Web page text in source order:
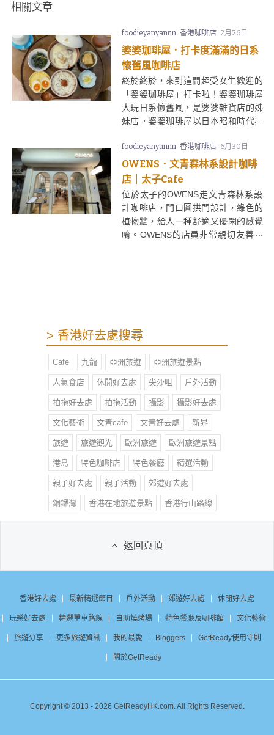
相關文章
foodieyanyannn 香港咖啡店 2月26日
婆婆珈琲屋．打卡度滿滿的日系
懷舊風咖啡店
終於終於，來到這間超受女生歡迎的
「婆婆珈琲屋」打卡啦！婆婆珈琲屋
大玩日系懷舊風，是婆婆雜貨店的姊
妹店。婆婆珈琲屋以日本昭和時代為
計都充滿當時喫茶店的感覺，記得穿
復古一點來拍照囉～
foodieyanyannn 香港咖啡店 6月30日
OWENS．文青森林系設計咖啡
店｜太子Cafe
位於太子的OWENS走文青森林系設
計咖啡店，門口圓拱門設計，綠色的
植物牆，給人一種舒適又優閑的感覺
唷。OWENS的店員非常親切友善，
> 香港好去處搜尋
Cafe 九龍 亞洲旅遊 亞洲旅遊景點
人氣食店 休閒好去處 尖沙咀 戶外活動
拍拖好去處 拍拖活動 攝影 攝影好去處
文化藝術 文青cafe 文青好去處 新界
旅遊 旅遊觀光 歐洲旅遊 歐洲旅遊景點
港島 特色咖啡店 特色餐廳 精選活動
親子好去處 親子活動 郊遊好去處
銅鑼灣 香港在地旅遊景點 香港行山路線
返回頁頂
香港好去處 最新精選節目 戶外活動 郊遊好去處 休閒好去處
玩樂好去處 精選單車路線 自助燒烤場 特色餐廳及咖啡館 文化藝術
旅遊分享 更多旅遊資訊 我的最愛 Bloggers GetReady使用守則
關於GetReady
Copyright © 2013 - 2026 GetReadyHK.com. All Rights Reserved.